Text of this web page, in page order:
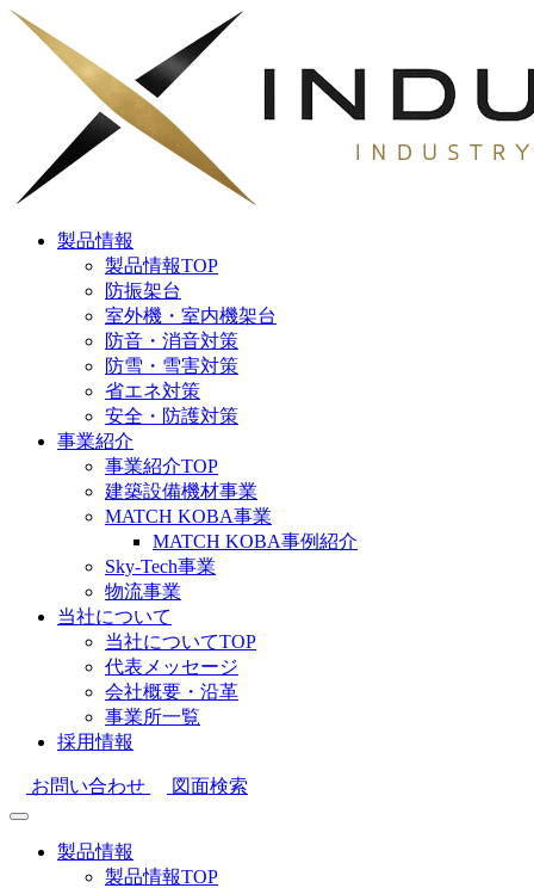
製品情報
製品情報TOP
防振架台
室外機・室内機架台
防音・消音対策
防雪・雪害対策
省エネ対策
安全・防護対策
事業紹介
事業紹介TOP
建築設備機材事業
MATCH KOBA事業
MATCH KOBA事例紹介
Sky-Tech事業
物流事業
当社について
当社についてTOP
代表メッセージ
会社概要・沿革
事業所一覧
採用情報
お問い合わせ 図面検索
製品情報
製品情報TOP